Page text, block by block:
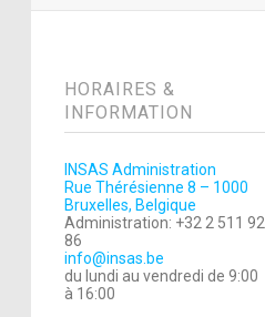
HORAIRES &
INFORMATION
INSAS Administration
Rue Thérésienne 8 – 1000
Bruxelles, Belgique
Administration: +32 2 511 92
86
info@insas.be
du lundi au vendredi de 9:00
à 16:00